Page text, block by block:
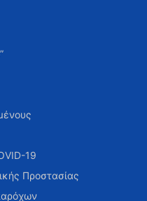
19
Προστασίας